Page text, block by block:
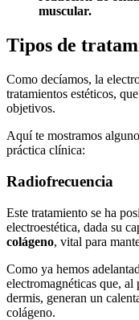
muscular.
Tipos de
Como decíamos, la
tratamientos estéticos,
objetivos.
Aquí te mostramos
práctica clínica:
Radiofrecuencia
Este tratamiento se ha
electroestética, dada su
colágeno, vital para
Como ya hemos
electromagnéticas que, al
dermis, generan un
colágeno.